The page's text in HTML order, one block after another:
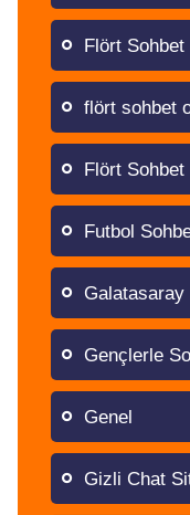
Flört Sohbet
flört sohbet
Flört Sohbet
Futbol
Galatasaray
Gençlerle
Genel
Gizli Chat